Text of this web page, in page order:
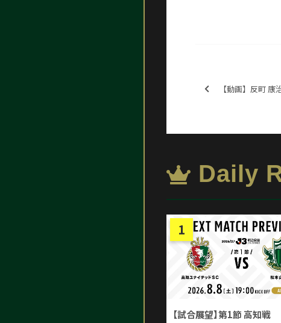
【動画】反町 康
Daily
【試合展望】第1節 高知戦